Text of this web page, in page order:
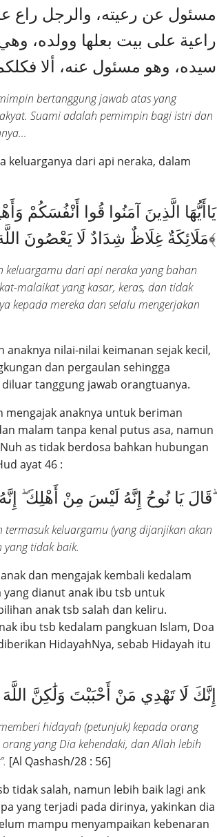
مسئول عن رعيته، والرجل راع
راعية على بيت بعلها وولده،
سيده، وهو مسئول عنه، ألا
bertanggung jawab atas yang
Suami adalah pemimpin bagi istri dan
keluarganya dari api neraka, dalam
مَلَائِكَةٌ غِلَاظٌ شِدَادٌ لَا يَعْصُونَ اللَّهَ مَا أَمَرَهُمْ وَيَفْعَلُونَ مَا يُؤْمَرُونَ﴾
dari api neraka yang bahan
malaikat yang kasar, keras, dan tidak
kepada mereka dan selalu mengerjakan
nilai-nilai keimanan sejak kecil,
dan pergaulan sehingga
tanggung jawab orangtuanya.
mengajak anaknya untuk beriman
malam tanpa kenal putus asa, namun
as tidak berdosa bahkan hubungan
ayat 46 :
قَالَ يَا نُوحُ إِنَّهُ لَيْسَ مِنْ أَهْلِكَ ۖ إِنَّهُ عَمَلٌ غَيْرُ صَالِحٍ ۖ
termasuk keluargamu (yang dijanjikan akan
yang tidak baik.
dan mengajak kembali kedalam
yang dianut anak ibu tsb untuk
anak tsb salah dan keliru.
ibu tsb kedalam pangkuan Islam, Doa
HidayahNya, sebab Hidayah itu
إِنَّكَ لَا تَهْدِي مَنْ أَحْبَبْتَ وَلَٰكِنَّ
hidayah (petunjuk) kepada orang
yang Dia kehendaki, dan Allah lebih
[Al Qashash/28 : 56]
tidak salah, namun lebih baik lagi ank
yang terjadi pada dirinya, yakinkan dia
mampu menyampaikan kebenaran